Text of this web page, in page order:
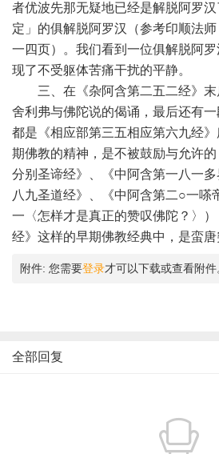
者优波先那无疑地已经是解脱阿罗
定」的俱解脱阿罗汉（参考印顺法
一四页）。我们看到一位俱解脱阿
现了不受躯体苦痛干扰的平静。
三、在《杂阿含第二五二经》末
舍利弗与佛陀说的偈诵，最后还有
都是《相应部第三五相应第六九经
期佛教的精神，是不被鼓励与允许
分别圣谛经》、《中阿含第一八一
八九圣道经》、《中阿含第二○一嗏
一〈怎样才是真正的赞叹佛陀？〉
经》这样的早期佛教经典中，是蛮唐
附件: 您需要登录才可以下载或查看附件
全部回复